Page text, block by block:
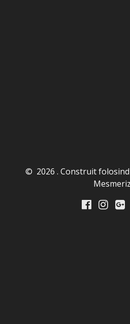
© 2026 . Construit